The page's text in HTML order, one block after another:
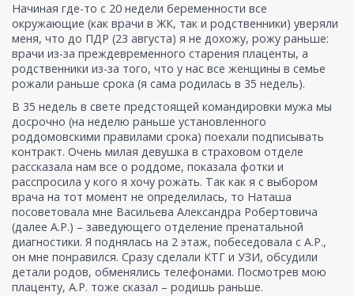
Начиная где-то с 20 недели беременности все
окружающие (как врачи в ЖК, так и родственники) уверяли
меня, что до ПДР (23 августа) я не дохожу, рожу раньше:
врачи из-за преждевременного старения плаценты, а
родственники из-за того, что у нас все женщины в семье
рожали раньше срока (я сама родилась в 35 недель).
В 35 недель в свете предстоящей командировки мужа мы
досрочно (на неделю раньше установленного
роддомовскими правилами срока) поехали подписывать
контракт. Очень милая девушка в страховом отделе
рассказала нам все о роддоме, показала фотки и
расспросила у кого я хочу рожать. Так как я с выбором
врача на тот момент не определилась, то Наташа
посоветовала мне Васильева Александра Робертовича
(далее А.Р.) – заведующего отделение пренатальной
диагностики. Я поднялась на 2 этаж, побеседовала с А.Р.,
он мне понравился. Сразу сделали КТГ и УЗИ, обсудили
детали родов, обменялись телефонами. Посмотрев мою
плаценту, А.Р. тоже сказал – родишь раньше.